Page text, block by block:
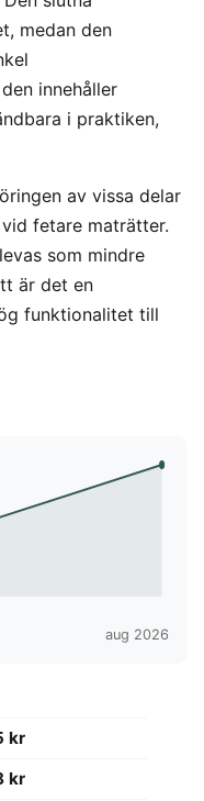
medan den
innehåller
i praktiken,
av vissa delar
fetare maträtter.
som mindre
är det en
funktionalitet till
aug 2026
kr
kr